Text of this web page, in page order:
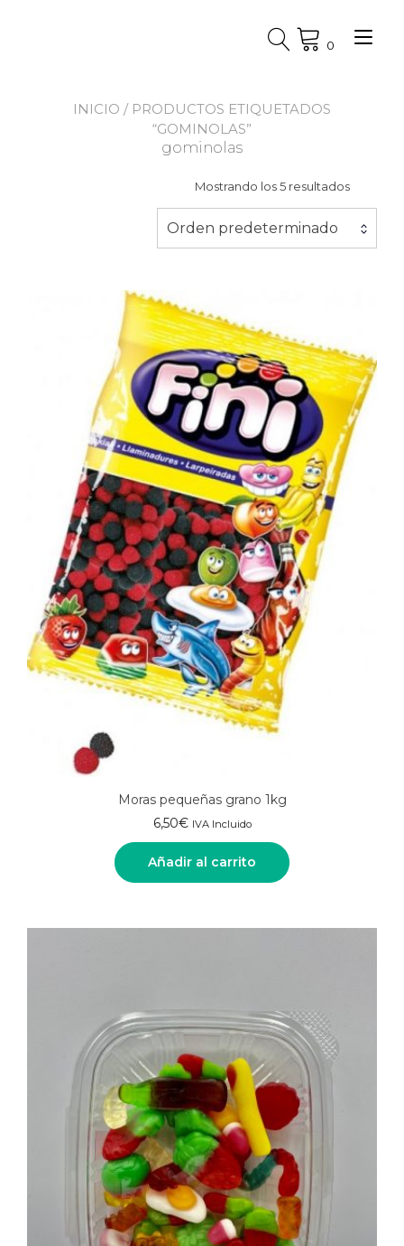
0
INICIO / PRODUCTOS ETIQUETADOS
“GOMINOLAS”
gominolas
Mostrando los 5 resultados
Orden predeterminado
Moras pequeñas grano 1kg
6,50€ IVA Incluido
Añadir al carrito